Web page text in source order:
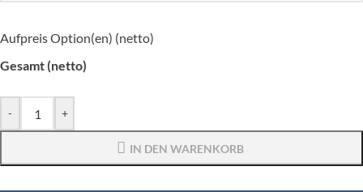
Aufpreis Option(en) (netto)
Gesamt (netto)
- +
IN DEN WARENKORB